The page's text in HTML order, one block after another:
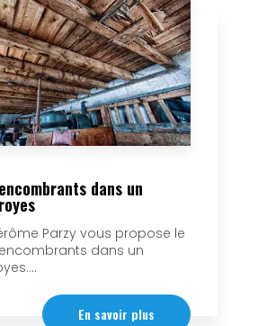
dans un
Parzy vous propose le
dans un
En savoir plus